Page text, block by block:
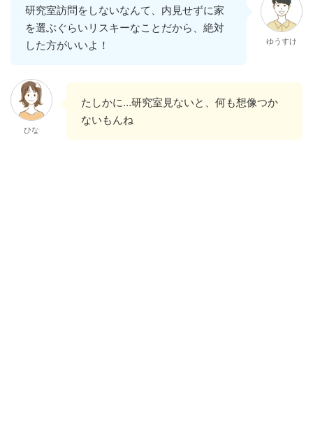
研究室訪問をしないなんて、内見せずに家
を選ぶぐらいリスキーなことだから、絶対
した方がいいよ！
ゆうすけ
ひな
たしかに…研究室見ないと、何も想像つか
ないもんね